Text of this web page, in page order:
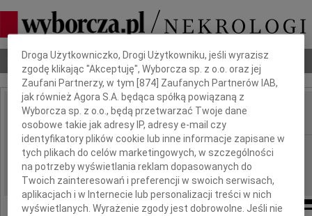
Nekrologi Odeszli Poradnik pogrzebowy
IMIĘ I NAZWISKO:
REGION: Wrocław
DATA EMISJI: 01.10.2010
Dbamy o Twoją prywatność
Droga Użytkowniczko, Drogi Użytkowniku, jeśli wyrazisz
zgodę klikając "Akceptuję", Wyborcza sp. z o.o. oraz jej
Zaufani Partnerzy, w tym [874 ] Zaufanych Partnerów IAB,
jak również Agora S.A. będąca spółką powiązaną z
Wyborcza sp. z o.o., będą przetwarzać Twoje dane
osobowe takie jak adresy IP, adresy e-mail czy
identyfikatory plików cookie lub inne informacje zapisane w
tych plikach do celów marketingowych, w szczególności
na potrzeby wyświetlania reklam dopasowanych do
Twoich zainteresowań i preferencji w swoich serwisach,
aplikacjach i w Internecie lub personalizacji treści w nich
wyświetlanych. Wyrażenie zgody jest dobrowolne. Jeśli nie